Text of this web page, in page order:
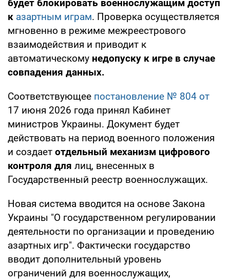
будет блокировать военнослужащим доступ
к азартным играм. Проверка осуществляется
мгновенно в режиме межреестрового
взаимодействия и приводит к
автоматическому недопуску к игре в случае
совпадения данных.
Соответствующее постановление № 804 от
17 июня 2026 года принял Кабинет
министров Украины. Документ будет
действовать на период военного положения
и создает отдельный механизм цифрового
контроля для лиц, внесенных в
Государственный реестр военнослужащих.
Новая система вводится на основе Закона
Украины "О государственном регулировании
деятельности по организации и проведению
азартных игр". Фактически государство
вводит дополнительный уровень
ограничений для военнослужащих,